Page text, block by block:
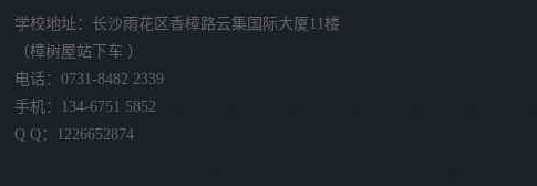
学校地址：长沙雨花区香樟路云集国际大厦11楼
（樟树屋站下车 ）
电话：0731-8482 2339
手机：134-6751 5852
Q Q：1226652874